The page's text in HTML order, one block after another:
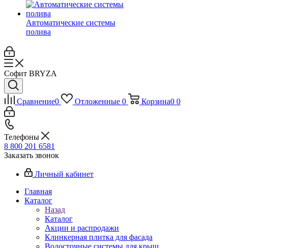
Автоматические системы
полива
Софит BRYZA
Сравнение0 Отложенные 0 Корзина0 0
Телефоны
8 800 201 6581
Заказать звонок
Личный кабинет
Главная
Каталог
Назад
Каталог
Акции и распродажи
Клинкерная плитка для фасада
Водосточные системы для крыш